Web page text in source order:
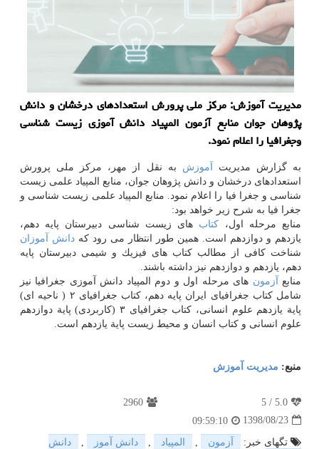
مدیریت آموزش: مركز ملی پرورش استعدادهای درخشان و دانش
پژوهان جوان منابع آزمون المپیاد دانش آموزی زیست شناسی
وجغرافیا را اعلام نمود.
به گزارش مدیریت آموزش به نقل از مهر، مركز ملی پرورش
استعدادهای درخشان و دانش پژوهان جوان، منابع المپیاد علمی زیست
شناسی و جغرا فیا را اعلام نمود. منابع المپیاد علمی زیست شناسی و
جغرا فیا به شرح زیر خواهد بود:
منابع مرحله اول، كتاب های زیست شناسی دبیرستان پایه دهم،
یازدهم و دوازدهم است. همین طور انتظار می رود كه دانش آموزان
شناخت كافی از مطالب كتاب های فیزیك و شیمی دبیرستان پایه
دهم، یازدهم و دوازدهم نیز داشته باشند.
منابع
آزمون های مرحله اول و دوم المپیاد دانش آموزی جغرافیا نیز
شامل كتاب جغرافیای ایران پایه دهم، كتاب جغرافیای ۲ ( ناحیه ای)
پایة یازدهم علوم انسانی، كتاب جغرافیای ۳ (كاربردی) پایة دوازدهم
علوم انسانی و كتاب انسان و محیط زیست پایة یازدهم است.
منبع: مدیریت آموزش
5.0
/
5
2960
1398/08/23
09:59:10
تگهای خبر:
آزمون , المپیاد , دانش آموز ,
دانش